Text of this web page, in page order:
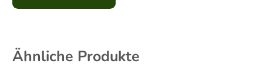
Ähnliche Produkte